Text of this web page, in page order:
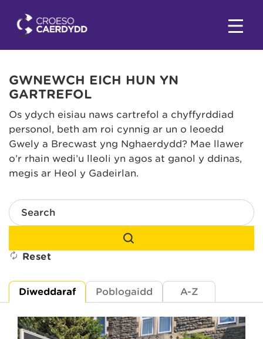
GWNEWCH EICH HUN YN
GARTREFOL
Os ydych eisiau naws cartrefol a chyffyrddiad
personol, beth am roi cynnig ar un o leoedd
Gwely a Brecwast yng Nghaerdydd? Mae llawer
o’r rhain wedi’u lleoli yn agos at ganol y ddinas,
megis ar Heol y Gadeirlan.
Search
Reset
Diweddaraf Poblogaidd A-Z